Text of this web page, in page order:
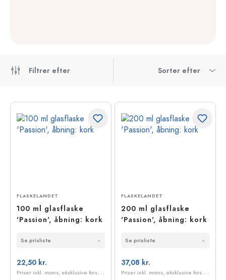
Filtrer efter Sorter efter
FLASKELANDET
100 ml glasflaske
'Passion', åbning: kork
Se prisliste
22,50 kr.
P
riser inkl. moms, eksklusive forsendelsesomkostninger
FLASKELANDET
200 ml glasflaske
'Passion', åbning: kork
Se prisliste
37,08 kr.
P
riser inkl. moms, eksklusive forsendelsesomkostninger